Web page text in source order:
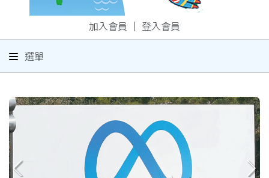
加入會員 ｜ 登入會員
選單